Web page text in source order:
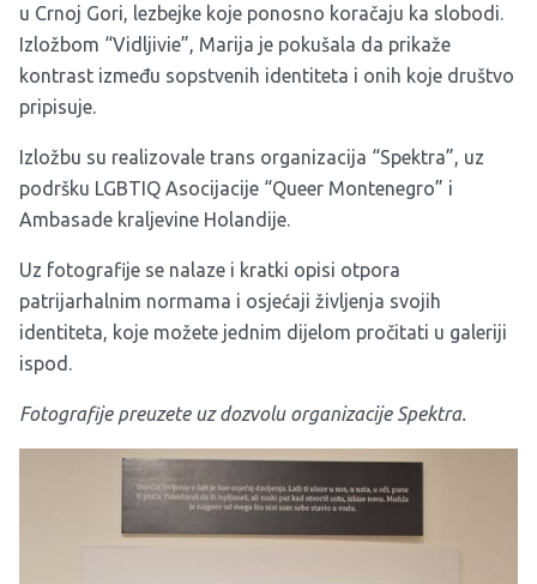
u Crnoj Gori, lezbejke koje ponosno koračaju ka slobodi.
Izložbom “Vidljivie”, Marija je pokušala da prikaže
kontrast između sopstvenih identiteta i onih koje društvo
pripisuje.
Izložbu su realizovale trans organizacija “Spektra”, uz
podršku LGBTIQ Asocijacije “Queer Montenegro” i
Ambasade kraljevine Holandije.
Uz fotografije se nalaze i kratki opisi otpora
patrijarhalnim normama i osjećaji življenja svojih
identiteta, koje možete jednim dijelom pročitati u galeriji
ispod.
Fotografije preuzete uz dozvolu organizacije Spektra.